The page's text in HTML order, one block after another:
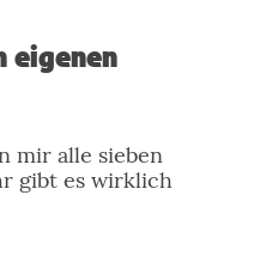
eigenen
mir alle sieben
gibt es wirklich